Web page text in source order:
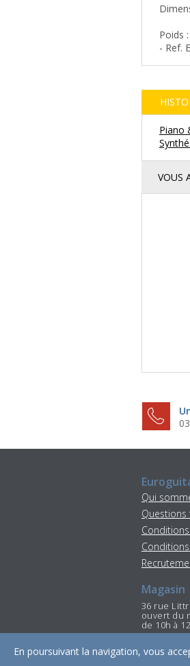
Poids
- Ref.
Piano
VOUS
Qui
Questions
Magasin
36 rue
ouvert du
de 10h à
En poursuivant la navigation, vous